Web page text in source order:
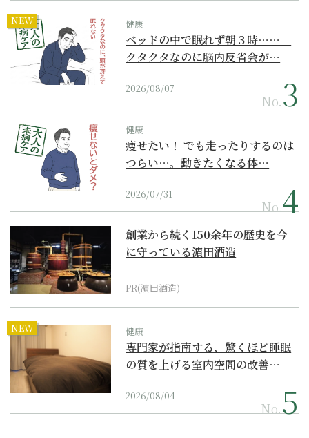
NEW 健康
ベッドの中で眠れず朝３時……｜
クタクタなのに脳内反省会が…
2026/08/07
No.
健康
痩せたい！ でも走ったりするのは
つらい…。動きたくなる体…
2026/07/31
No.
創業から続く150余年の歴史を今
に守っている濵田酒造
PR(濵田酒造)
NEW 健康
専門家が指南する、驚くほど睡眠
の質を上げる室内空間の改善…
2026/08/04
No.